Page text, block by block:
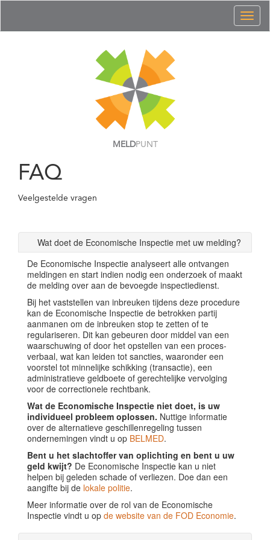
MELDPUNT
FAQ
Veelgestelde vragen
Wat doet de Economische Inspectie met uw melding?
De Economische Inspectie analyseert alle ontvangen
meldingen en start indien nodig een onderzoek of maakt
de melding over aan de bevoegde inspectiedienst.
Bij het vaststellen van inbreuken tijdens deze procedure
kan de Economische Inspectie de betrokken partij
aanmanen om de inbreuken stop te zetten of te
regulariseren. Dit kan gebeuren door middel van een
waarschuwing of door het opstellen van een proces-
verbaal, wat kan leiden tot sancties, waaronder een
voorstel tot minnelijke schikking (transactie), een
administratieve geldboete of gerechtelijke vervolging
voor de correctionele rechtbank.
Wat de Economische Inspectie niet doet, is uw
individueel probleem oplossen. Nuttige informatie
over de alternatieve geschillenregeling tussen
ondernemingen vindt u op BELMED.
Bent u het slachtoffer van oplichting en bent u uw
geld kwijt? De Economische Inspectie kan u niet
helpen bij geleden schade of verliezen. Doe dan een
aangifte bij de lokale politie.
Meer informatie over de rol van de Economische
Inspectie vindt u op de website van de FOD Economie.